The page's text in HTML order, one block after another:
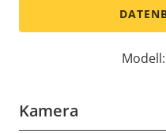
Modell:
Kamera